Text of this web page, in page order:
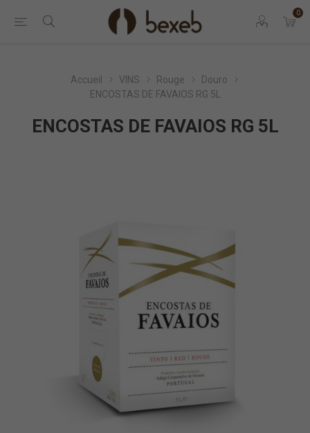
0
Accueil VINS Rouge
Douro
ENCOSTAS DE FAVAIOS RG 5L
ENCOSTAS DE FAVAIOS RG 5L